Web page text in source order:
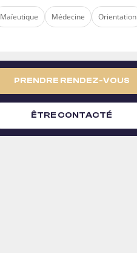
Maïeutique Médecine Orientation
PRENDRE RENDEZ-VOUS
ÊTRE CONTACTÉ